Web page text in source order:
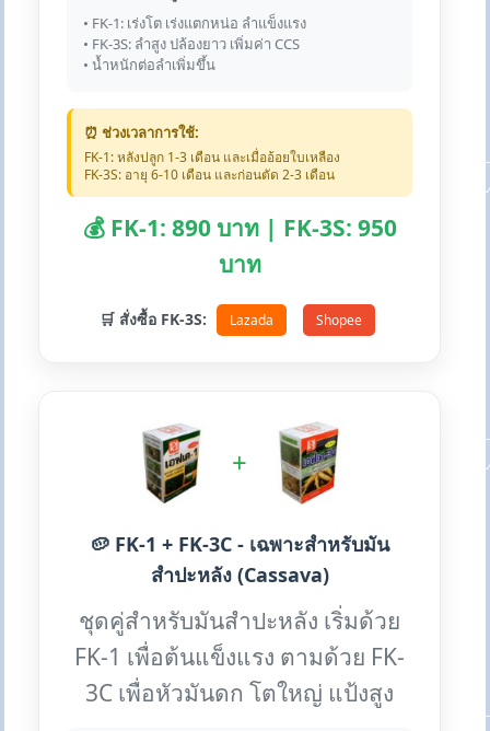
• FK-1: เร่งโต เร่งแตกหน่อ ลำแข็งแรง
• FK-3S: ลำสูง ปล้องยาว เพิ่มค่า CCS
• น้ำหนักต่อลำเพิ่มขึ้น
⏰ ช่วงเวลาการใช้:
FK-1: หลังปลูก 1-3 เดือน และเมื่ออ้อยใบเหลือง
FK-3S: อายุ 6-10 เดือน และก่อนตัด 2-3 เดือน
💰 FK-1: 890 บาท | FK-3S: 950
บาท
🛒 สั่งซื้อ FK-3S: Lazada Shopee
+
🥔 FK-1 + FK-3C - เฉพาะสำหรับมัน
สำปะหลัง (Cassava)
ชุดคู่สำหรับมันสำปะหลัง เริ่มด้วย
FK-1 เพื่อต้นแข็งแรง ตามด้วย FK-
3C เพื่อหัวมันดก โตใหญ่ แป้งสูง